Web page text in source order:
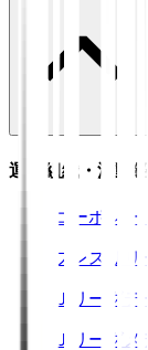
運営組織・活動紹
コーポレー
プレスリリ
Ｊリーグ
Ｊリーグ